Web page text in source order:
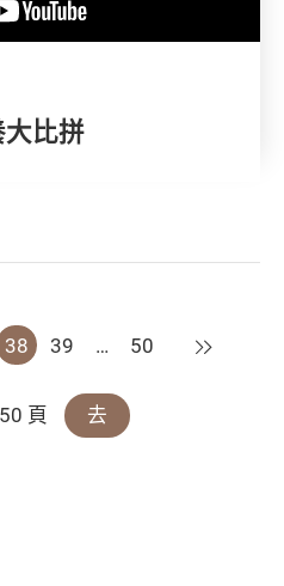
比拼
38 39 … 50 下一頁
頁 去